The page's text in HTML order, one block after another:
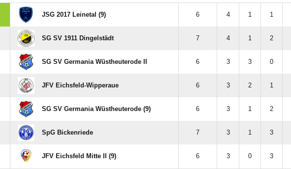
JSG 2017 Leinetal (9) 6 4 1 1
SG SV 1911 Dingelstädt 7 4 1 2
SG SV Germania Wüstheuterode II 6 3 3 0
JFV Eichsfeld-Wipperaue 6 3 2 1
SG SV Germania Wüstheuterode (9) 6 3 1 2
SpG Bickenriede 7 3 1 3
JFV Eichsfeld Mitte II (9) 6 3 0 3